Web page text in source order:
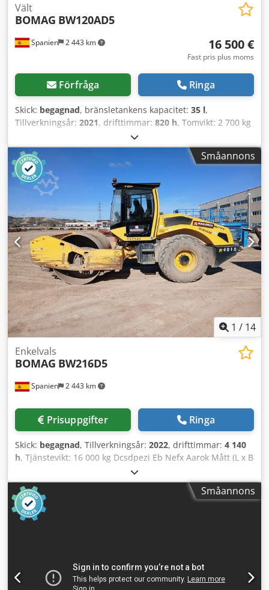
Spanien 2 443 km
Vält
BOMAG BW120AD5
16 500 €
Fast pris plus moms
Förfråga Ringa
Skick: begagnad, bränsletankens kapacitet: 35 l,
Tillverkningsår: 2021, drifttimmar: 820 h, Tomvikt: 2 700 kg
Dcedpfey Iz A Aox Aarjk Mått (L x B x H): 253 x 127 x 257 cm
Småannons
1 / 14
Spanien 2 443 km
Enkelvals
BOMAG BW216D5
Prisuppgifter Ringa
Skick: begagnad, Tillverkningsår: 2022, drifttimmar: 4 140
h, Tjänstevikt: 16 000 kg Dcsdpezi Eb Nefx Aarok Mått (L x B
Småannons